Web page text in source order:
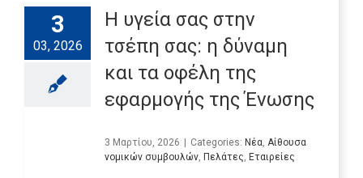
3
03, 2026
Η υγεία σας στην
τσέπη σας: η δύναμη
και τα οφέλη της
εφαρμογής της Ένωσης
3 Μαρτίου, 2026 | Categories: Νέα Αίθουσα
νομικών συμβουλών Πελάτες Εταιρείες